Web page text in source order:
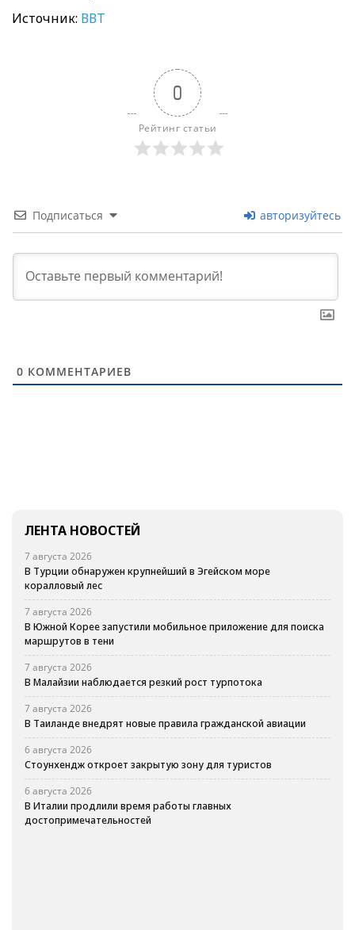
Источник: ВВТ
0
Рейтинг статьи
Подписаться авторизуйтесь
0 КОММЕНТАРИЕВ
ЛЕНТА НОВОСТЕЙ
7 августа 2026
В Турции обнаружен крупнейший в Эгейском море
коралловый лес
7 августа 2026
В Южной Корее запустили мобильное приложение для поиска
маршрутов в тени
7 августа 2026
В Малайзии наблюдается резкий рост турпотока
7 августа 2026
В Таиланде внедрят новые правила гражданской авиации
6 августа 2026
Стоунхендж откроет закрытую зону для туристов
6 августа 2026
В Италии продлили время работы главных
достопримечательностей